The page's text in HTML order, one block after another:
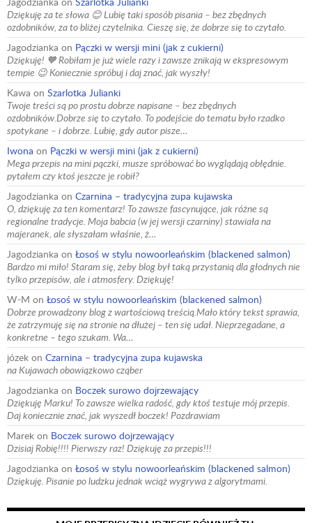
Dziękuję za te słowa 😊 Lubię taki sposób pisania – bez zbędnych
ozdobników, za to bliżej czytelnika. Cieszę się, że dobrze się to czytało.
Jagodzianka on Pączki w wersji mini (jak z cukierni)
Dziękuję! 🧡 Robiłam je już wiele razy i zawsze znikają w ekspresowym
tempie 😉 Koniecznie spróbuj i daj znać, jak wyszły!
Kawa on Szarlotka Julianki
Twoje treści są po prostu dobrze napisane – bez zbędnych
ozdobników.Dobrze się to czytało. To podejście do tematu było rzadko
spotykane – i dobrze. Lubię, gdy autor pisze…
Iwona on Pączki w wersji mini (jak z cukierni)
Mega przepis na mini pączki, musze spróbować bo wyglądają obłędnie.
pytałem czy ktoś jeszcze je robił?
Jagodzianka on Czarnina – tradycyjna zupa kujawska
O, dziękuję za ten komentarz! To zawsze fascynujące, jak różne są
regionalne tradycje. Moja babcia (w jej wersji czarniny) stawiała na
majeranek, ale słyszałam właśnie, ż…
Jagodzianka on Łosoś w stylu nowoorleańskim (blackened salmon)
Bardzo mi miło! Staram się, żeby blog był taką przystanią dla głodnych nie
tylko przepisów, ale i atmosfery. Dziękuję!
W-M on Łosoś w stylu nowoorleańskim (blackened salmon)
Dobrze prowadzony blog z wartościową treścią.Mało który tekst sprawia,
że zatrzymuję się na stronie na dłużej – ten się udał. Nieprzegadane, a
konkretne – tego szukam. Wa…
józek on Czarnina – tradycyjna zupa kujawska
na Kujawach obowiązkowo cząber
Jagodzianka on Boczek surowo dojrzewający
Dziękuję Marku! To zawsze wielka radość, gdy ktoś testuje mój przepis.
Daj koniecznie znać, jak wyszedł boczek! Pozdrawiam
Marek on Boczek surowo dojrzewający
Dzisiaj Robię!!!! Pierwszy raz! Dziękuję za przepis!!!
Jagodzianka on Łosoś w stylu nowoorleańskim (blackened salmon)
Dziękuję. Pisanie po ludzku jednak wciąż wygrywa z algorytmami.